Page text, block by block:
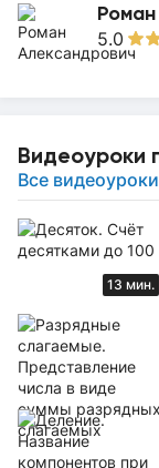
5.0
Видеоуроки
Все видеоуроки
13 мин.